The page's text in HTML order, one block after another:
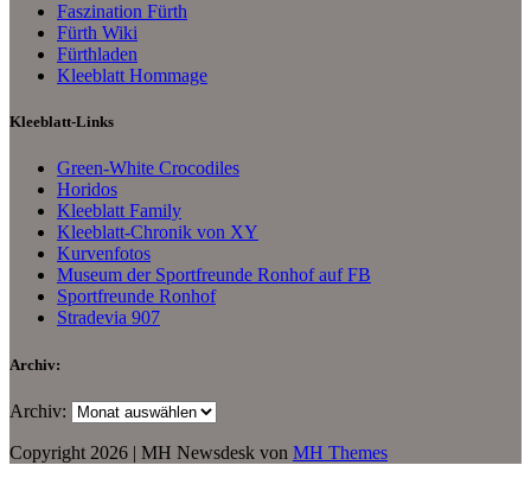
Faszination Fürth
Fürth Wiki
Fürthladen
Kleeblatt Hommage
Kleeblatt-Links
Green-White Crocodiles
Horidos
Kleeblatt Family
Kleeblatt-Chronik von XY
Kurvenfotos
Museum der Sportfreunde Ronhof auf FB
Sportfreunde Ronhof
Stradevia 907
Archiv:
Archiv:
Copyright 2026 | MH Newsdesk von MH Themes